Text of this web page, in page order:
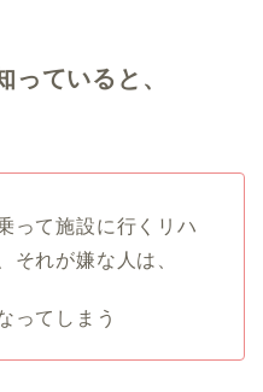
っていると、
って施設に行くリハ
それが嫌な人は、
ってしまう